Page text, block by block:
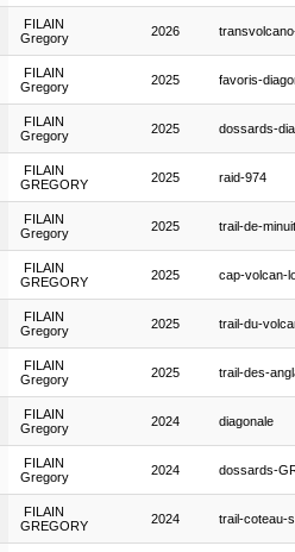
FILAIN
Gregory
2026
FILAIN
Gregory
2025 favoris-
FILAIN
Gregory
2025 dossards-
FILAIN
GREGORY
2025 raid-974
FILAIN
Gregory
2025 trail-de-minuit
FILAIN
GREGORY
2025 cap-volcan-
FILAIN
Gregory
2025 trail-du-
FILAIN
Gregory
2025 trail-des-
FILAIN
Gregory
2024 diagonale
FILAIN
Gregory
2024 dossards-
FILAIN
GREGORY
2024 trail-coteau-